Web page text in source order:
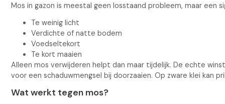
Mos in gazon is meestal geen losstaand probleem, maar een
Te weinig licht
Verdichte of natte bodem
Voedseltekort
Te kort maaien
Alleen mos verwijderen helpt dan maar tijdelijk. De echte
voor een schaduwmengsel bij doorzaaien. Op zware klei kan
Wat werkt tegen mos?